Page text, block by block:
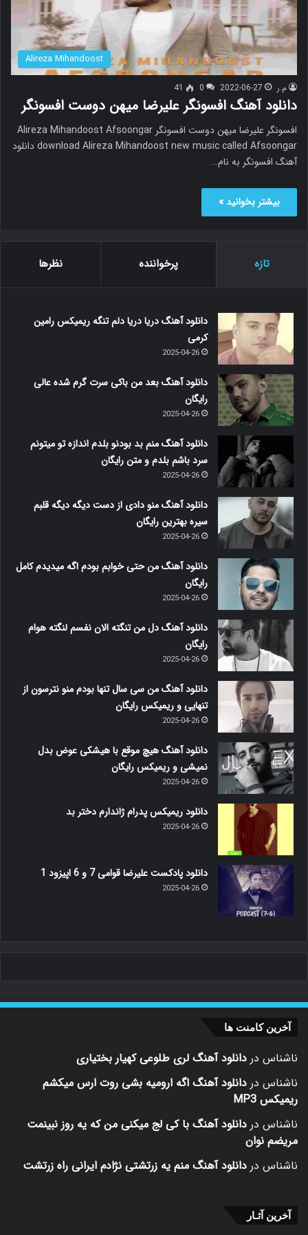
Alireza Mihandoost
م.ر 2022-06-27
0
41
دانلود آهنگ افسونگر علیرضا میهن دوست افسونگر
افسونگر علیرضا میهن دوست افسونگر Alireza Mihandoost Afsoongar
download Alireza Mihandoost new music called Afsoongar دانلود
آهنگ افسونگر به نام…
بیشتر بخوانید »
تازه پرخواننده نظرها
دانلود آهنگ دریا دریا دلم تنگه ریمیکس رامین
کرمی
2025-04-26
دانلود آهنگ بعد من باکی سرت گرم شده عالی
رایگان
2025-04-26
دانلود آهنگ منم بد بودنو بلدم اندازه تو میتونم
سرد باشم بلدم و متن رایگان
2025-04-26
دانلود آهنگ منو دادی از دست دیگه دیگه قلبم
سیره بهترین رایگان
2025-04-26
دانلود آهنگ من حتی خوابم بودم اگه میدیدم کامل
رایگان
2025-04-26
دانلود آهنگ دل من تنگته الان نفسم لنگته هوام
رایگان
2025-04-26
دانلود آهنگ من سی سال تنها بودم منو نترسون از
تنهایی و ریمیکس رایگان
2025-04-26
دانلود آهنگ هیچ موقع با هیشکی عوض بدل
نمیشی و ریمیکس رایگان
2025-04-26
دانلود ریمیکس پدرام ژاندارم دختر بد
2025-04-26
دانلود پادکست علیرضا قوامی 7 و 6 اپیزود 1
2025-04-26
آخرین کامنت ها
ناشناس در دانلود آهنگ لری طلوعی کهیار بختیاری
ناشناس در دانلود آهنگ اگه ارومیه بشی روت ارس میکشم
ریمیکس MP3
ناشناس در دانلود آهنگ با کی لج میکنی من که یه روز نبینمت
مریضم نوان
ناشناس در دانلود آهنگ منم یه زرتشتی نژادم ایرانی راه زرتشت
آخرین آثـار